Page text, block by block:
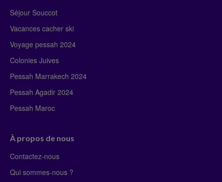
Séjour Souccot
Vacances cacher ski
Voyage pessah 2024
Colonies Juives
Pessah Marrakech 2024
Pessah Agadir 2024
Pessah Maroc
À propos de nous
Contactez-nous
Qui sommes-nous ?